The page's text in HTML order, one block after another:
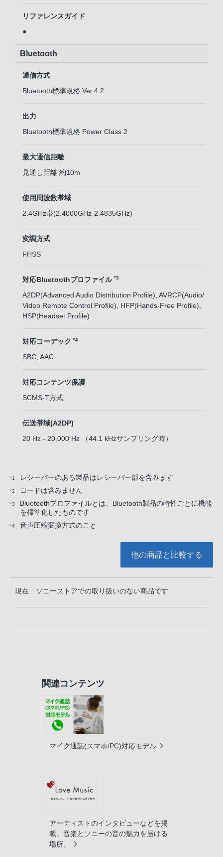
リファレンスガイド
●
Bluetooth
通信方式
Bluetooth標準規格 Ver.4.2
出力
Bluetooth標準規格 Power Class 2
最大通信距離
見通し距離 約10m
使用周波数帯域
2.4GHz帯(2.4000GHz-2.4835GHz)
変調方式
FHSS
対応Bluetoothプロファイル *3
A2DP(Advanced Audio Distribution Profile), AVRCP(Audio/
Video Remote Control Profile), HFP(Hands-Free Profile),
HSP(Headset Profile)
対応コーデック *4
SBC, AAC
対応コンテンツ保護
SCMS-T方式
伝送帯域(A2DP)
20 Hz - 20,000 Hz （44.1 kHzサンプリング時）
*1 レシーバーのある製品はレシーバー部を含みます
*2 コードは含みません
*3
Bluetoothプロファイルとは、Bluetooth製品の特性ごとに機能
を標準化したものです
*4 音声圧縮変換方式のこと
他の商品と比較する
現在 ソニーストアでの取り扱いのない商品です
関連コンテンツ
マイク通話(スマホ/PC)対応モデル
アーティストのインタビューなどを掲
載。音楽とソニーの音の魅力を届ける
場所。